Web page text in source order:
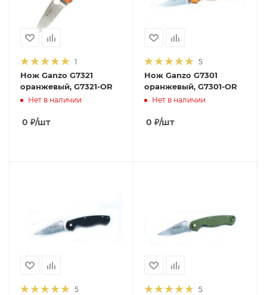
1
Нож Ganzo G7321
оранжевый, G7321-OR
Нет в наличии
0 ₽/шт
5
Нож Ganzo G7301
оранжевый, G7301-OR
Нет в наличии
0 ₽/шт
5 5